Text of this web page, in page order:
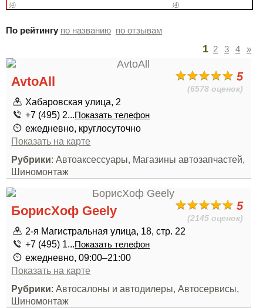
(4) (4)
По рейтингу по названию по отзывам
1 2 3 4 »
5
(6578 оценок)
AvtoAll
Хабаровская улица, 2
+7 (495) 2...Показать телефон
ежедневно, круглосуточно
Показать на карте
Рубрики: Автоаксессуары, Магазины автозапчастей,
Шиномонтаж
5
(2145 оценок)
БорисХоф Geely
2-я Магистральная улица, 18, стр. 22
+7 (495) 1...Показать телефон
ежедневно, 09:00–21:00
Показать на карте
Рубрики: Автосалоны и автодилеры, Автосервисы,
Шиномонтаж